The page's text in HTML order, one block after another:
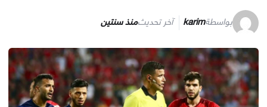
بواسطةkarim آخر تحديثمنذ سنتين